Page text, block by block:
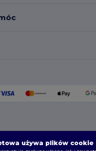
używa plików cookie